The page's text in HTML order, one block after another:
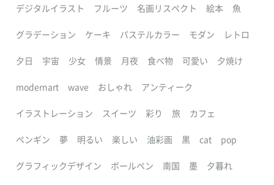
デジタルイラスト フルーツ 名画リスペクト 絵本 魚
グラデーション ケーキ パステルカラー モダン レトロ
夕日 宇宙 少女 情景 月夜 食べ物 可愛い 夕焼け
modernart wave おしゃれ アンティーク
イラストレーション スイーツ 彩り 旅 カフェ
ペンギン 夢 明るい 楽しい 油彩画 黒 cat pop
グラフィックデザイン ボールペン 南国 墨 夕暮れ